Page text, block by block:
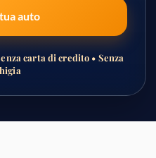
auto
carta di credito • Senza